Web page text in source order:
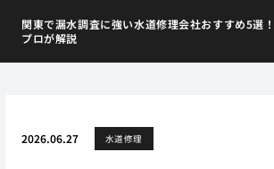
関東で漏水調査に強い水道修理会社おすすめ5選
プロが解説
2026.06.27 水道修理